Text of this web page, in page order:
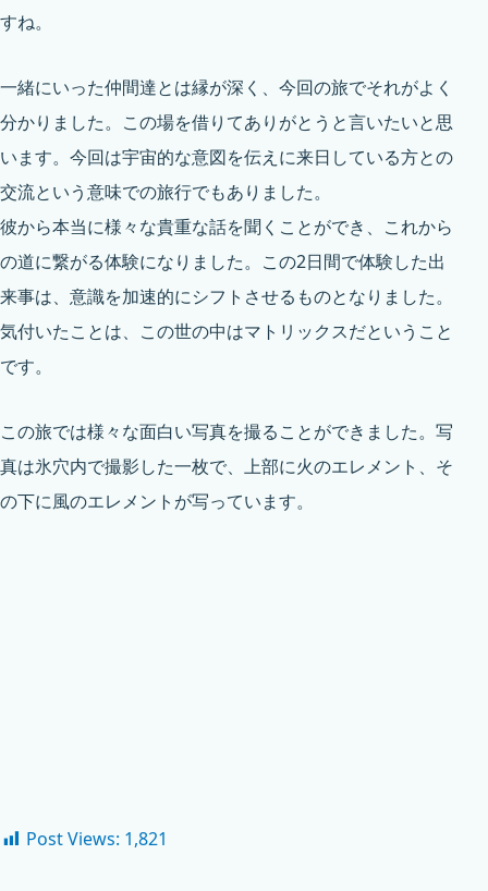
すね。
一緒にいった仲間達とは縁が深く、今回の旅でそれがよく
分かりました。この場を借りてありがとうと言いたいと思
います。今回は宇宙的な意図を伝えに来日している方との
交流という意味での旅行でもありました。
彼から本当に様々な貴重な話を聞くことができ、これから
の道に繋がる体験になりました。この2日間で体験した出
来事は、意識を加速的にシフトさせるものとなりました。
気付いたことは、この世の中はマトリックスだということ
です。
この旅では様々な面白い写真を撮ることができました。写
真は氷穴内で撮影した一枚で、上部に火のエレメント、そ
の下に風のエレメントが写っています。
Post Views: 1,821